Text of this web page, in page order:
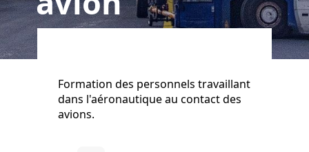
Formation des personnels travaillant
dans l'aéronautique au contact des
avions.